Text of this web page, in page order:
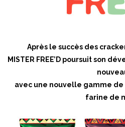
Après le succès des
MISTER FREE’D poursuit son
avec une nouvelle gamme
farine de